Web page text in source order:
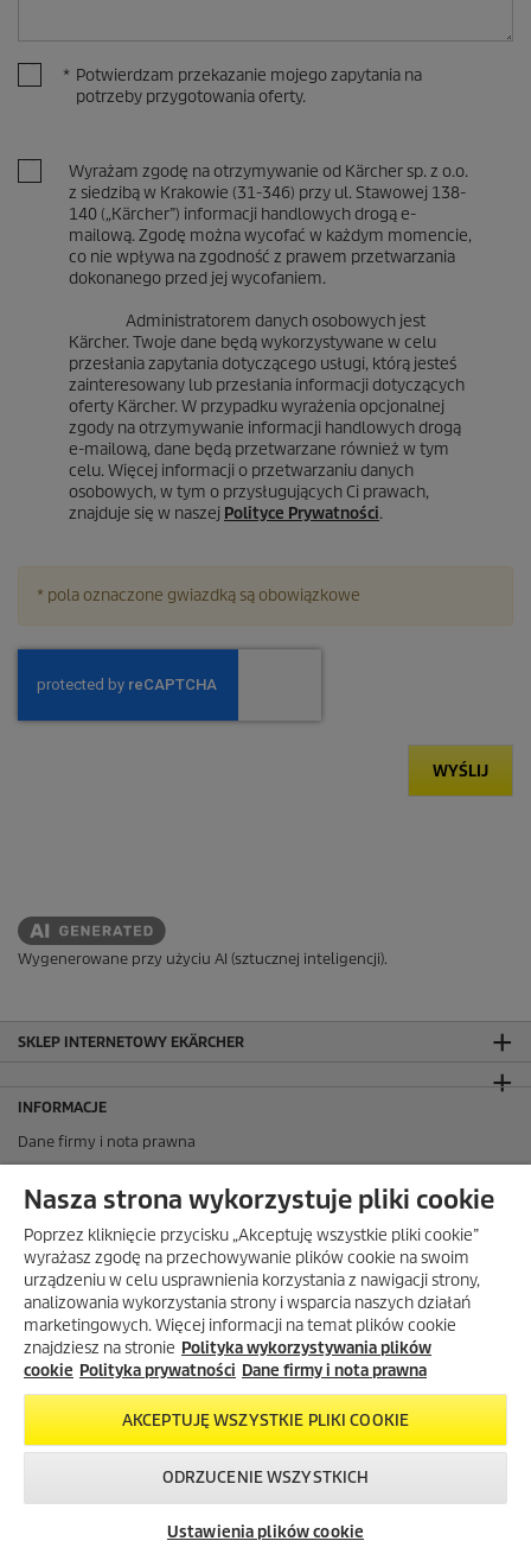
* Potwierdzam przekazanie mojego zapytania na
potrzeby przygotowania oferty.
Wyrażam zgodę na otrzymywanie od Kärcher sp. z o.o.
z siedzibą w Krakowie (31-346) przy ul. Stawowej 138-
140 („Kärcher”) informacji handlowych drogą e-
mailową. Zgodę można wycofać w każdym momencie,
co nie wpływa na zgodność z prawem przetwarzania
dokonanego przed jej wycofaniem.
Administratorem danych osobowych jest
Kärcher. Twoje dane będą wykorzystywane w celu
przesłania zapytania dotyczącego usługi, którą jesteś
zainteresowany lub przesłania informacji dotyczących
oferty Kärcher. W przypadku wyrażenia opcjonalnej
zgody na otrzymywanie informacji handlowych drogą
e-mailową, dane będą przetwarzane również w tym
celu. Więcej informacji o przetwarzaniu danych
osobowych, w tym o przysługujących Ci prawach,
znajduje się w naszej Polityce Prywatności.
* pola oznaczone gwiazdką są obowiązkowe
WYŚLIJ
sklepie
internetowym
Wygenerowane przy użyciu AI (sztucznej inteligencji).
SKLEP INTERNETOWY EKÄRCHER
INFORMACJE
Dane firmy i nota prawna
Warunki gwarancji
Mapa strony
FAQ – często zadawane pytania
Salony firmowe Kärcher Center
Gdzie kupić?
Przedłużenie gwarancji
Bezpieczeństwo produktów
ADRES
BIURO OBSŁUGI KLIENTA
Nasza strona wykorzystuje pliki cookie
Poprzez kliknięcie przycisku „Akceptuję wszystkie pliki cookie”
wyrażasz zgodę na przechowywanie plików cookie na swoim
urządzeniu w celu usprawnienia korzystania z nawigacji strony,
analizowania wykorzystania strony i wsparcia naszych działań
marketingowych. Więcej informacji na temat plików cookie
znajdziesz na stronie Polityka wykorzystywania plików
cookie Polityka prywatności Dane firmy i nota prawna
AKCEPTUJĘ WSZYSTKIE PLIKI COOKIE
ODRZUCENIE WSZYSTKICH
Ustawienia plików cookie